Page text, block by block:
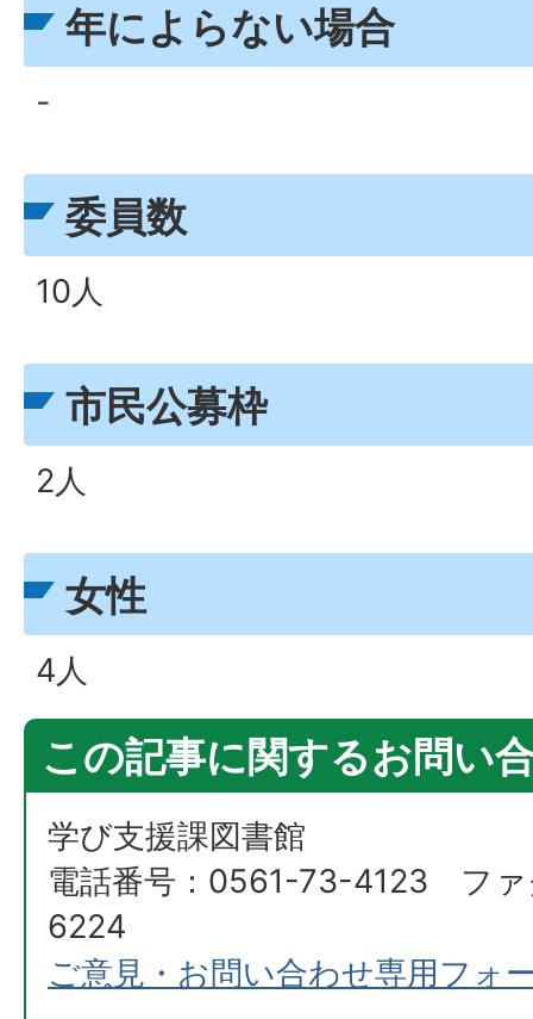
年によらない場合
-
委員数
10人
市民公募枠
2人
女性
4人
この記事に関するお問い
学び支援課図書館
電話番号：0561-73-4123 フ
6224
ご意見・お問い合わせ専用フォ